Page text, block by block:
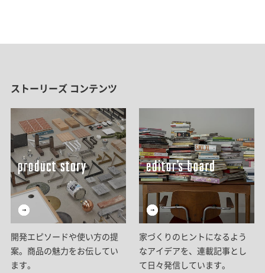
ストーリーズ コンテンツ
開発エピソードや使い方の提
案。商品の魅力をお伝してい
ます。
家づくりのヒントになるよう
なアイデアを、連載記事とし
て日々発信しています。